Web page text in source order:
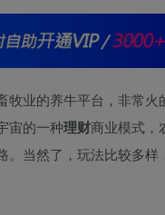
牧业的养牛平台，非常火
宙的一种理财商业模式，
。当然了，玩法比较多样